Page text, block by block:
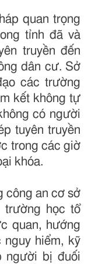
quan trọng
tỉnh đã và
truyền đến
dân cư. Sở
các trường
kết không tự
có người
tuyên truyền
trong các giờ
khóa.
công an cơ sở
trường học tổ
quan, hướng
nguy hiểm, kỹ
người bị đuối